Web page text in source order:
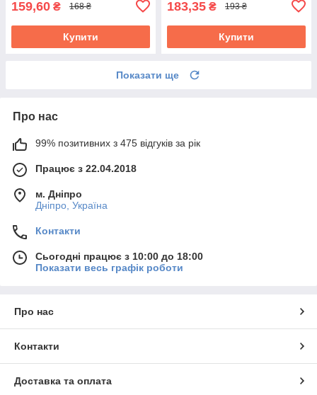
159,60 ₴ 168 ₴
Купити
183,35 ₴ 193 ₴
Купити
Показати ще
Про нас
99% позитивних з 475 відгуків за рік
Працює з 22.04.2018
м. Дніпро
Дніпро, Україна
Контакти
Сьогодні працює з 10:00 до 18:00
Показати весь графік роботи
Про нас
Контакти
Доставка та оплата